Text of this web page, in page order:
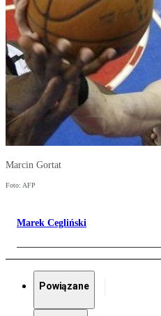
Marcin Gortat
Foto: AFP
Marek Cegliński
Powiązane